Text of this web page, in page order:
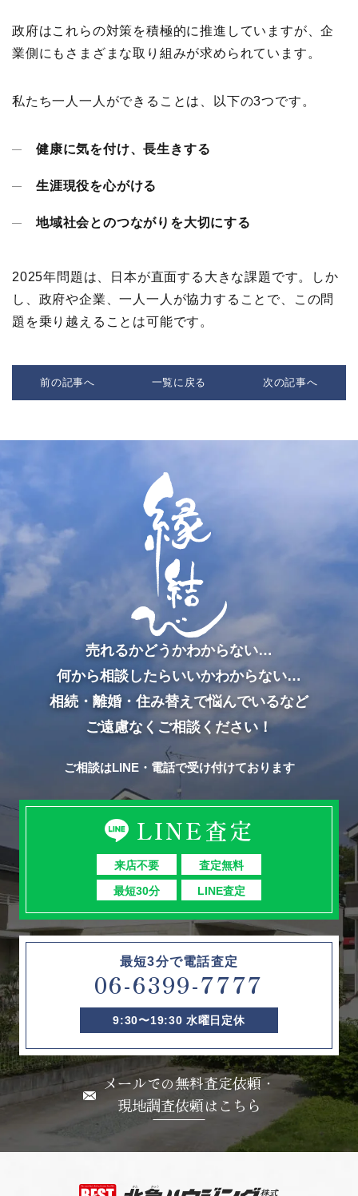
政府はこれらの対策を積極的に推進していますが、企
業側にもさまざまな取り組みが求められています。
私たち一人一人ができることは、以下の3つです。
健康に気を付け、長生きする
生涯現役を心がける
地域社会とのつながりを大切にする
2025年問題は、日本が直面する大きな課題です。しか
し、政府や企業、一人一人が協力することで、この問
題を乗り越えることは可能です。
前の記事へ 一覧に戻る 次の記事へ
売れるかどうかわからない…
何から相談したらいいかわからない…
相続・離婚・住み替えで悩んでいるなど
ご遠慮なくご相談ください！
ご相談はLINE・電話で受け付けております
LINE査定
来店不要
査定無料
最短30分
LINE査定
最短3分で電話査定
06-6399-7777
9:30〜19:30 水曜日定休
メールでの無料査定依頼・
現地調査依頼はこちら